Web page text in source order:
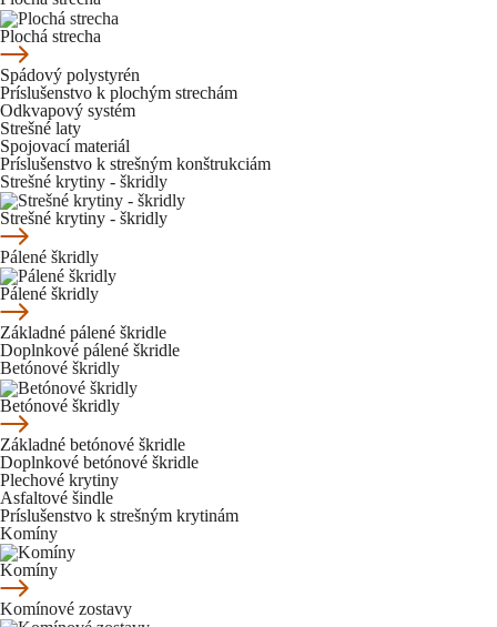
Plochá strecha
Spádový polystyrén
Príslušenstvo k plochým strechám
Odkvapový systém
Strešné laty
Spojovací materiál
Príslušenstvo k strešným konštrukciám
Strešné krytiny - škridly
Strešné krytiny - škridly
Pálené škridly
Pálené škridly
Základné pálené škridle
Doplnkové pálené škridle
Betónové škridly
Betónové škridly
Základné betónové škridle
Doplnkové betónové škridle
Plechové krytiny
Asfaltové šindle
Príslušenstvo k strešným krytinám
Komíny
Komíny
Komínové zostavy